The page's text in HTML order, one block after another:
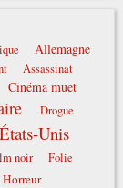
Allemagne
Assassinat
Cinéma muet
Drogue
États-Unis
noir Folie
Horreur